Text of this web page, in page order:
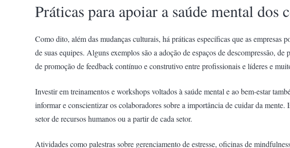
Práticas para apoiar a saúde mental dos
Como dito, além das mudanças culturais, há práticas específicas que as empresas
de suas equipes. Alguns exemplos são a adoção de espaços de descompressão,
de promoção de feedback contínuo e construtivo entre profissionais e líderes e
Investir em treinamentos e workshops voltados à saúde mental e ao bem-estar
informar e conscientizar os colaboradores sobre a importância de cuidar da
setor de recursos humanos ou a partir de cada setor.
Atividades como palestras sobre gerenciamento de estresse, oficinas de